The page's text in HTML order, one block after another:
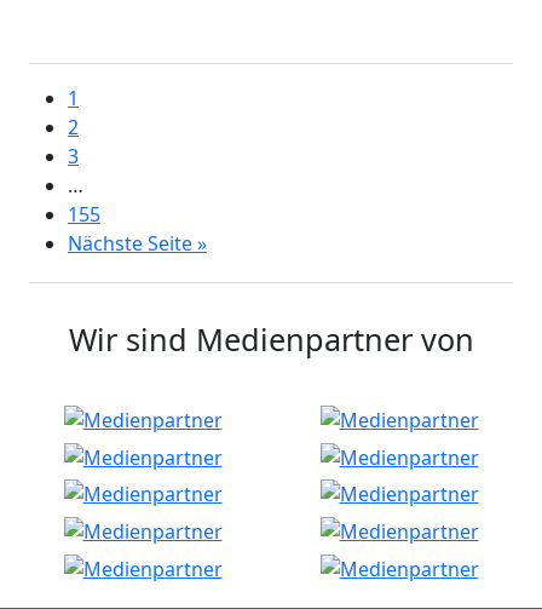
1
2
3
…
155
Nächste Seite »
Wir sind Medienpartner von